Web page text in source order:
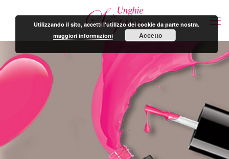
Utilizzando il sito, accetti l'utilizzo dei cookie da parte nostra.
maggiori informazioni
Accetto